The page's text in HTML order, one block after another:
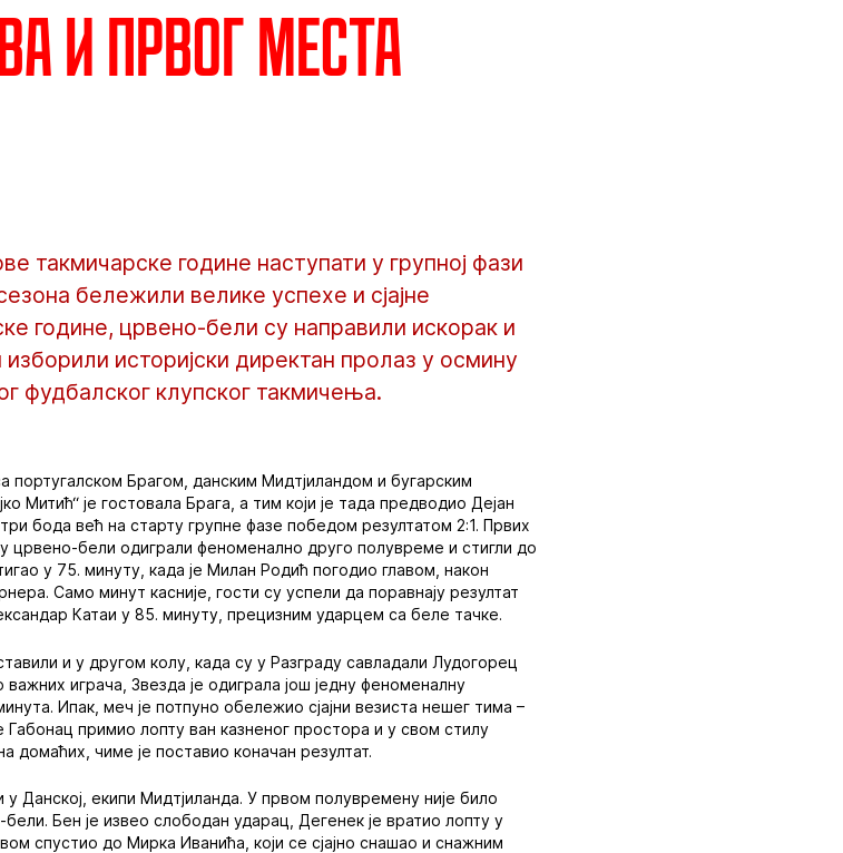
и првог места
такмичарске године наступати у групној фази
бележили велике успехе и сјајне
године, црвено-бели су направили искорак и
историјски директан пролаз у осмину
фудбалског клупског такмичења.
португалском Брагом, данским Мидтјиландом и бугарским
Митић“ је гостовала Брага, а тим који је тада предводио Дејан
три бода већ на старту групне фазе победом резултатом 2:1. Првих
црвено-бели одиграли феноменално друго полувреме и стигли до
у 75. минуту, када је Милан Родић погодио главом, након
Само минут касније, гости су успели да поравнају резултат
Катаи у 85. минуту, прецизним ударцем са беле тачке.
и у другом колу, када су у Разграду савладали Лудогорец
играча, Звезда је одиграла још једну феноменалну
Ипак, меч је потпуно обележио сјајни везиста нешег тима –
примио лопту ван казненог простора и у свом стилу
домаћих, чиме је поставио коначан резултат.
Данској, екипи Мидтјиланда. У првом полувремену није било
Бен је извео слободан ударац, Дегенек је вратио лопту у
спустио до Мирка Иванића, који се сјајно снашао и снажним